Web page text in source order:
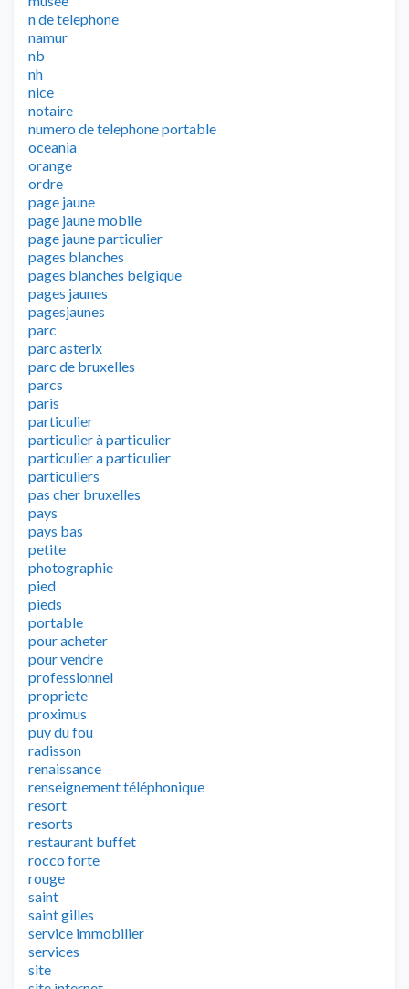
n de telephone
namur
nb
nh
nice
notaire
numero de telephone portable
oceania
orange
ordre
page jaune
page jaune mobile
page jaune particulier
pages blanches
pages blanches belgique
pages jaunes
pagesjaunes
parc
parc asterix
parc de bruxelles
parcs
paris
particulier
particulier à particulier
particulier a particulier
particuliers
pas cher bruxelles
pays
pays bas
petite
photographie
pied
pieds
portable
pour acheter
pour vendre
professionnel
propriete
proximus
puy du fou
radisson
renaissance
renseignement téléphonique
resort
resorts
restaurant buffet
rocco forte
rouge
saint
saint gilles
service immobilier
services
site